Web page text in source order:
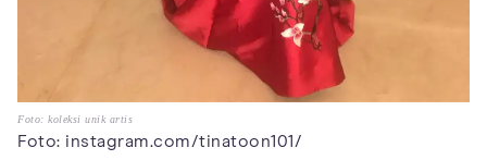
Foto: koleksi unik artis
Foto: instagram.com/tinatoon101/